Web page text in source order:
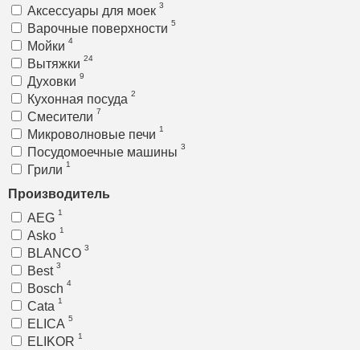
Аксессуары для моек 3
Варочные поверхности 5
Мойки 4
Вытяжки 24
Духовки 9
Кухонная посуда 2
Смесители 7
Микроволновые печи 1
Посудомоечные машины 3
Грили 1
Производитель
AEG 1
Asko 1
BLANCO 3
Best 3
Bosch 4
Cata 1
ELICA 5
ELIKOR 1